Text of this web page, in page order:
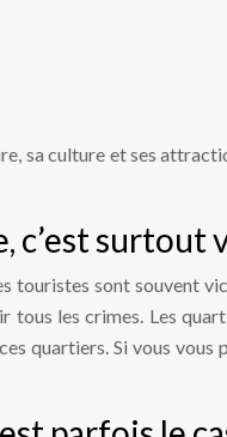
sa culture et ses
c’est
touristes sont souvent
les crimes. Les
quartiers. Si vous